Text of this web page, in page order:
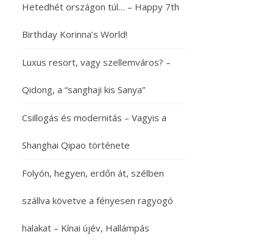
Hetedhét országon túl… – Happy 7th
Birthday Korinna’s World!
Luxus resort, vagy szellemváros? –
Qidong, a “sanghaji kis Sanya”
Csillogás és modernitás – Vagyis a
Shanghai Qipao története
Folyón, hegyen, erdőn át, szélben
szállva követve a fényesen ragyogó
halakat – Kínai újév, Hallámpás